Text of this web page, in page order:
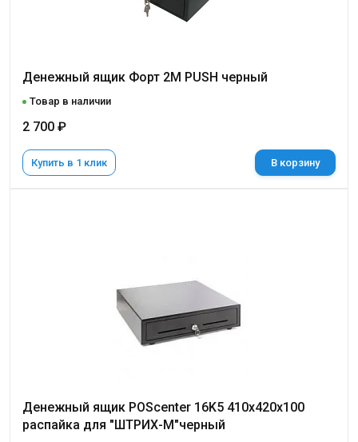
Денежный ящик Форт 2M PUSH черный
Товар в наличии
2 700 ₽
Купить в 1 клик В корзину
Денежный ящик POScenter 16K5 410x420x100
распайка для "ШТРИХ-М"черный